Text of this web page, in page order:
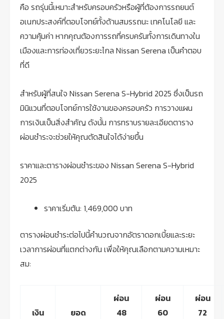
คือ รถรุ่นนี้เหมาะสำหรับครอบครัวหรือผู้ที่ต้องการรถยนต์
อเนกประสงค์ที่ตอบโจทย์ทั้งด้านสมรรถนะ เทคโนโลยี และ
ความคุ้มค่า หากคุณต้องการรถที่ครบครันทั้งการเดินทางใน
เมืองและการท่องเที่ยวระยะไกล Nissan Serena เป็นคำตอบ
ที่ดี
สำหรับผู้ที่สนใจ Nissan Serena S-Hybrid 2025 ซึ่งเป็นรถ
มินิแวนที่ตอบโจทย์การใช้งานของครอบครัว การวางแผน
การเงินเป็นสิ่งสำคัญ ดังนั้น การทราบรายละเอียดตาราง
ผ่อนชำระจะช่วยให้คุณตัดสินใจได้ง่ายขึ้น
ราคาและตารางผ่อนชำระของ Nissan Serena S-Hybrid
2025
ราคาเริ่มต้น: 1,469,000 บาท
ตารางผ่อนชำระต่อไปนี้คำนวณจากอัตราดอกเบี้ยและระยะ
เวลาการผ่อนที่แตกต่างกัน เพื่อให้คุณเลือกตามความเหมาะ
สม:
เงิน
ยอด
ผ่อน
48
ผ่อน
60
ผ่อน
72